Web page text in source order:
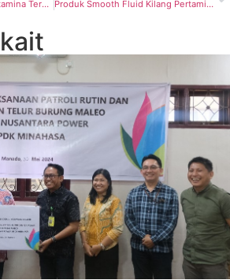
Catat Ya, PGN Dukung Pertamina Terus Sediakan Energi di Jawa Tengah Jelang Idul Fitri 1446 H Produk Smooth Fluid Kilang Pertamina Dukung Capaian TKDN